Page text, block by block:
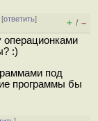
[ответить]
+ / –
:)
под
программы бы